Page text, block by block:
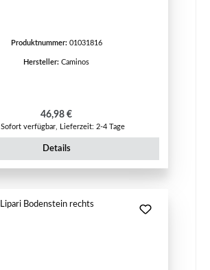
Produktnummer: 01031816
Hersteller: Caminos
Regulärer Preis:
46,98 €
Sofort verfügbar, Lieferzeit: 2-4 Tage
Details